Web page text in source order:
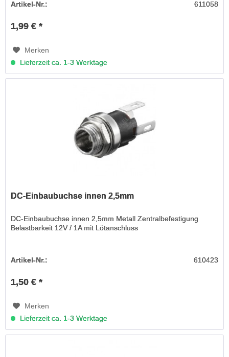
Artikel-Nr.: 611058
1,99 € *
Merken
Lieferzeit ca. 1-3 Werktage
DC-Einbaubuchse innen 2,5mm
DC-Einbaubuchse innen 2,5mm Metall Zentralbefestigung
Belastbarkeit 12V / 1A mit Lötanschluss
Artikel-Nr.: 610423
1,50 € *
Merken
Lieferzeit ca. 1-3 Werktage